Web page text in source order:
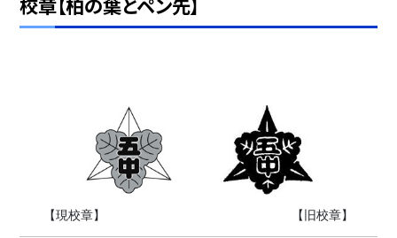
【現校章】 【旧校章】